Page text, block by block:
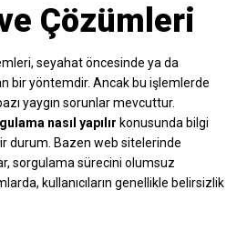
Çözümleri
seyahat öncesinde ya da
bir yöntemdir. Ancak bu işlemlerde
bazı yaygın sorunlar mevcuttur.
nasıl yapılır konusunda bilgi
durum. Bazen web sitelerinde
sorgulama sürecini olumsuz
kullanıcıların genellikle belirsizlik